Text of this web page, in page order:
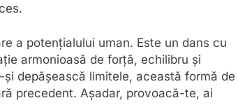
a potențialului uman. Este un dans cu
armonioasă de forță, echilibru și
depășească limitele, această formă de
precedent. Așadar, provoacă-te, ai